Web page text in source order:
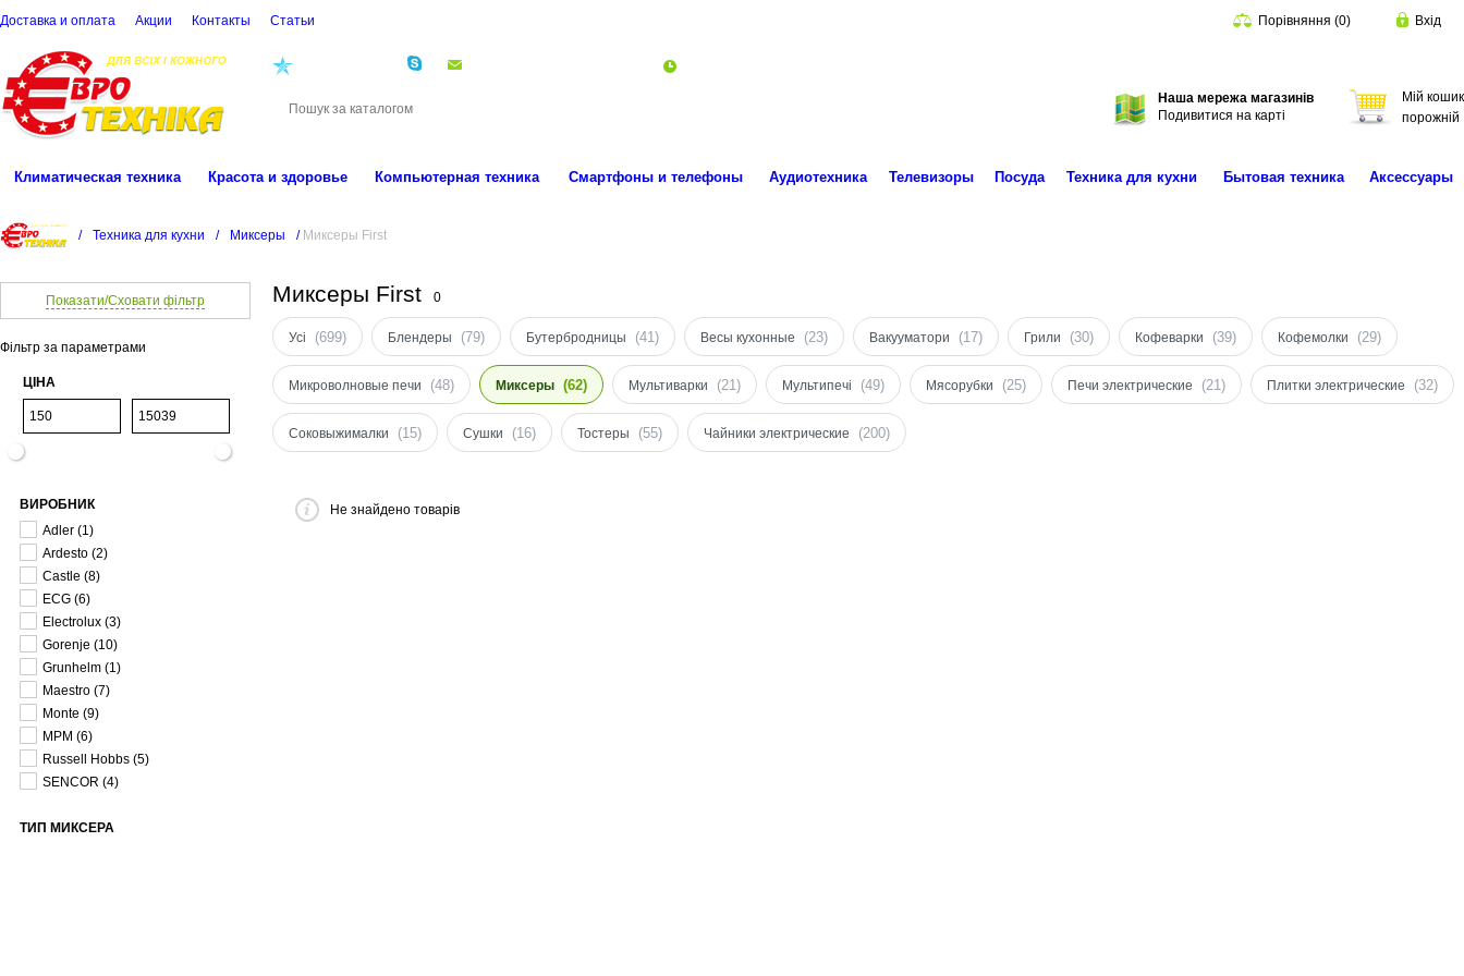
Доставка и оплата Акции Контакты Cтатьи Порівняння (0) Вхід
Наша мережа магазинів
Подивитися на карті
Мій кошик
порожній
Климатическая техника Красота и здоровье Компьютерная техника Смартфоны и телефоны Аудиотехника Телевизоры Посуда Техника для кухни Бытовая техника Аксессуары
/ Техника для кухни / Миксеры / Миксеры First
Показати/Сховати фільтр
Фільтр за параметрами
ЦІНА
ВИРОБНИК
Adler (1)
Ardesto (2)
Castle (8)
ECG (6)
Electrolux (3)
Gorenje (10)
Grunhelm (1)
Maestro (7)
Monte (9)
MPM (6)
Russell Hobbs (5)
SENCOR (4)
ТИП МИКСЕРА
Миксеры First 0
Усі (699) Блендеры (79) Бутербродницы (41) Весы кухонные (23) Вакууматори (17) Грили (30) Кофеварки (39) Кофемолки (29)
Микроволновые печи (48) Миксеры (62) Мультиварки (21) Мультипечі (49) Мясорубки (25) Печи электрические (21) Плитки электрические (32)
Соковыжималки (15) Сушки (16) Тостеры (55) Чайники электрические (200)
Не знайдено товарів